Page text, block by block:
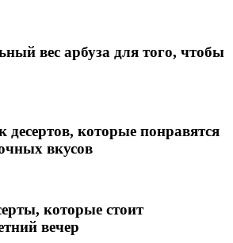
вес арбуза для того, чтобы
десертов, которые понравятся
вкусов
которые стоит
вечер